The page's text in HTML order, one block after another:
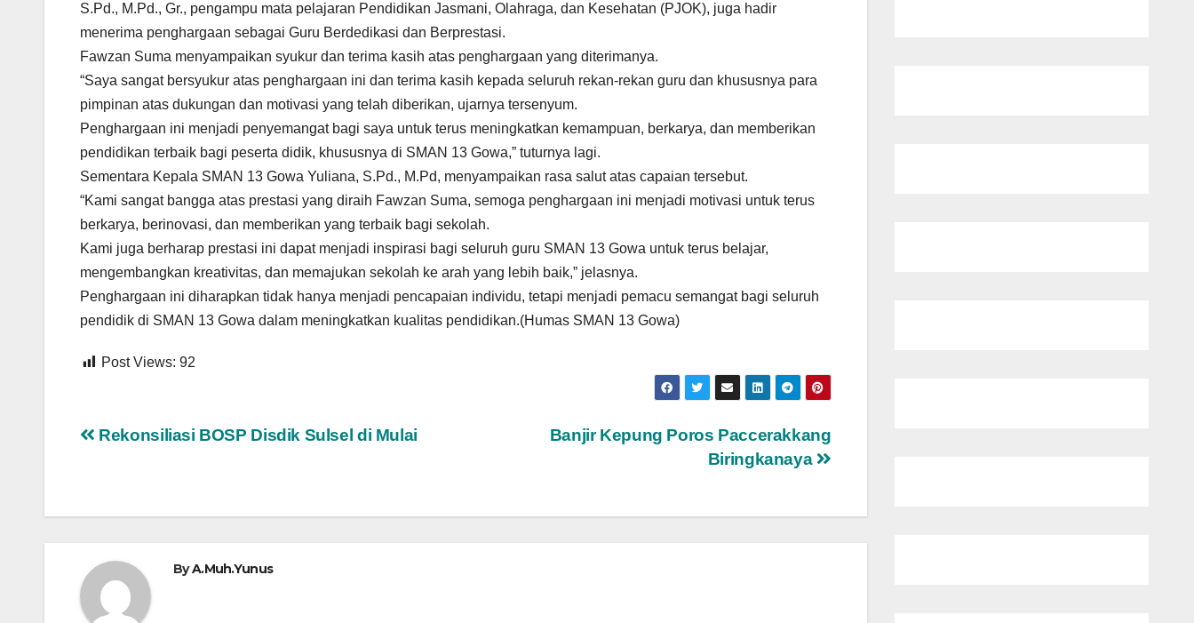
S.Pd., M.Pd., Gr., pengampu mata pelajaran Pendidikan Jasmani, Olahraga, dan Kesehatan (PJOK), juga hadir
menerima penghargaan sebagai Guru Berdedikasi dan Berprestasi.
Fawzan Suma menyampaikan syukur dan terima kasih atas penghargaan yang diterimanya.
“Saya sangat bersyukur atas penghargaan ini dan terima kasih kepada seluruh rekan-rekan guru dan khususnya para
pimpinan atas dukungan dan motivasi yang telah diberikan, ujarnya tersenyum.
Penghargaan ini menjadi penyemangat bagi saya untuk terus meningkatkan kemampuan, berkarya, dan memberikan
pendidikan terbaik bagi peserta didik, khususnya di SMAN 13 Gowa,” tuturnya lagi.
Sementara Kepala SMAN 13 Gowa Yuliana, S.Pd., M.Pd, menyampaikan rasa salut atas capaian tersebut.
“Kami sangat bangga atas prestasi yang diraih Fawzan Suma, semoga penghargaan ini menjadi motivasi untuk terus
berkarya, berinovasi, dan memberikan yang terbaik bagi sekolah.
Kami juga berharap prestasi ini dapat menjadi inspirasi bagi seluruh guru SMAN 13 Gowa untuk terus belajar,
mengembangkan kreativitas, dan memajukan sekolah ke arah yang lebih baik,” jelasnya.
Penghargaan ini diharapkan tidak hanya menjadi pencapaian individu, tetapi menjadi pemacu semangat bagi seluruh
pendidik di SMAN 13 Gowa dalam meningkatkan kualitas pendidikan.(Humas SMAN 13 Gowa)
Post Views: 92
Navigasi
Banjir Kepung Poros Paccerakkang
Biringkanaya
Rekonsiliasi BOSP Disdik Sulsel di Mulai
ByA.Muh.Yunus